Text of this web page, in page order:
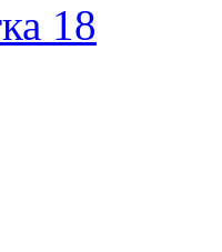
18